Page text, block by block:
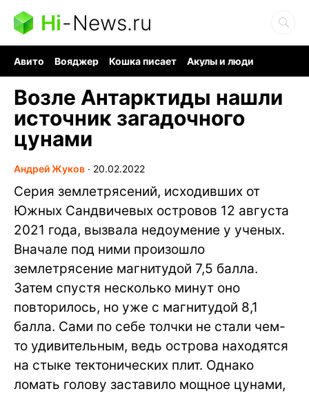
Hi-News.ru
Авито Вояджер Кошка писает
Акулы и люди
Возле Антарктиды нашли
источник загадочного
цунами
Андрей Жуков ∙ 20.02.2022
Серия землетрясений, исходивших от
Южных Сандвичевых островов 12 августа
2021 года, вызвала недоумение у ученых.
Вначале под ними произошло
землетрясение магнитудой 7,5 балла.
Затем спустя несколько минут оно
повторилось, но уже с магнитудой 8,1
балла. Сами по себе толчки не стали чем-
то удивительным, ведь острова находятся
на стыке тектонических плит. Однако
ломать голову заставило мощное цунами,